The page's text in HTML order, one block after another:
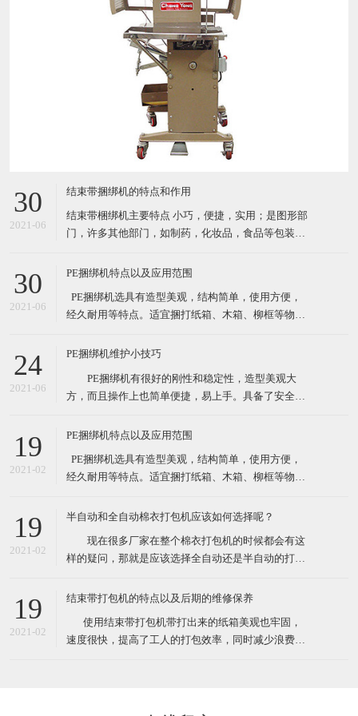
30
2021-06
结束带捆绑机的特点和作用
结束带梱绑机主要特点 小巧，便捷，实用；是图形部
门，许多其他部门，如制药，化妆品，食品等包装产
板） 通过自动照片眼（自动装置）开始循环；按按钮
30mm*150mm) 3种捆扎带松紧级别设置 结束带捆
30
2021-06
PE捆绑机特点以及应用范围
​ PE捆绑机选具有造型美观，结构简单，使用方便，
经久耐用等特点。适宜捆打纸箱、木箱、柳框等物
其体积小巧、维修起来比较简易，故广泛适用于流动
捆包机的电熔粘合效果，又可解决带钳的铁扣机捆
24
2021-06
PE捆绑机维护小技巧
PE捆绑机有很好的刚性和稳定性，造型美观大
方，而且操作上也简单便捷，易上手。具备了安全性
开始使用PE捆绑机的厂家对了PE捆绑机赞口不绝，认
约了人力运输费。 PE捆绑机广泛用于用于食品、
医药、五金、化工
19
2021-02
PE捆绑机特点以及应用范围
​ PE捆绑机选具有造型美观，结构简单，使用方便，
经久耐用等特点。适宜捆打纸箱、木箱、柳框等物
其体积小巧、维修起来比较简易，故广泛适用于流动
捆包机的电熔粘合效果，又可解决带钳的铁扣机捆
19
2021-02
半自动和全自动棉衣打包机应该如何选择呢？
现在很多厂家在整个棉衣打包机的时候都会有这
样的疑问，那就是应该选择全自动还是半自动的打包
接选择全自动的，很有可能由于衣物的形状不是十分
另外的朋友觉得如果不选择全自动的打包机的话，很
有可能最后会造成比较严重
19
2021-02
结束带打包机的特点以及后期的维修保养
​ 使用结束带打包机带打出来的纸箱美观也牢固，
速度很快，提高了工人的打包效率，同时减少浪费，